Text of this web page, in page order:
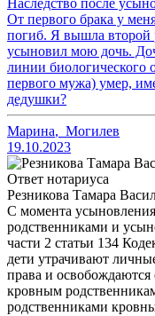
Наследство после
От первого брака у
погиб. Я вышла второй
усыновил мою дочь.
линии биологического
первого мужа) умер,
дедушки?
Марина, Могилев
19.10.2023
Ответ нотариуса
Резникова Тамара
С момента
родственниками и
части 2 статьи 134
дети утрачивают
права и
кровным
родственниками